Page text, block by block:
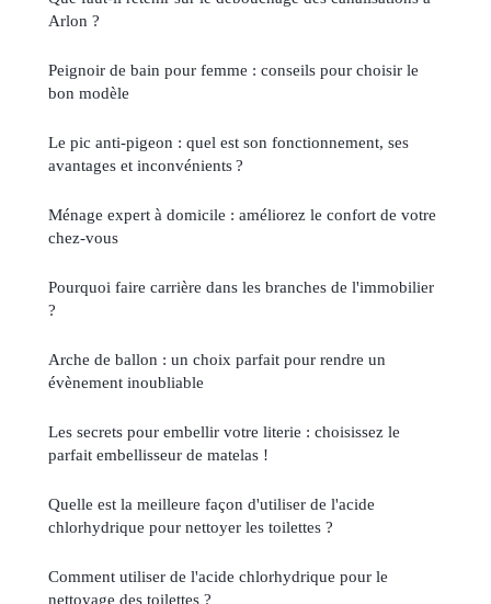
Arlon ?
Peignoir de bain pour femme : conseils pour choisir le
bon modèle
Le pic anti-pigeon : quel est son fonctionnement, ses
avantages et inconvénients ?
Ménage expert à domicile : améliorez le confort de votre
chez-vous
Pourquoi faire carrière dans les branches de l'immobilier
?
Arche de ballon : un choix parfait pour rendre un
évènement inoubliable
Les secrets pour embellir votre literie : choisissez le
parfait embellisseur de matelas !
Quelle est la meilleure façon d'utiliser de l'acide
chlorhydrique pour nettoyer les toilettes ?
Comment utiliser de l'acide chlorhydrique pour le
nettoyage des toilettes ?